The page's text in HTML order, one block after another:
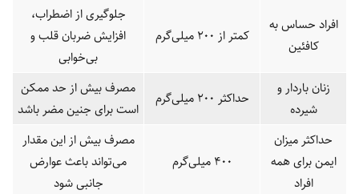
افراد حساس به
کافئین
کمتر از 200 میلی‌گرم
جلوگیری از اضطراب،
افزایش ضربان قلب و
بی‌خوابی
زنان باردار و
شیرده
حداکثر 200 میلی‌گرم
مصرف بیش از حد ممکن
است برای جنین مضر باشد
حداکثر میزان
ایمن برای همه
افراد
400 میلی‌گرم
مصرف بیش از این مقدار
می‌تواند باعث عوارض
جانبی شود